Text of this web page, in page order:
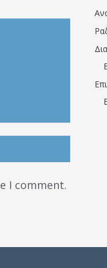
I comment.